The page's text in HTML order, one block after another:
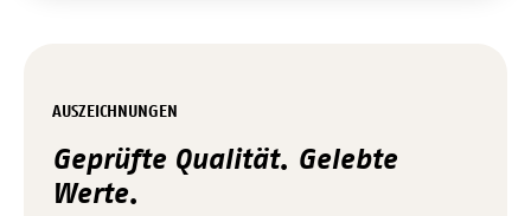
AUSZEICHNUNGEN
Geprüfte Qualität. Gelebte
Werte.